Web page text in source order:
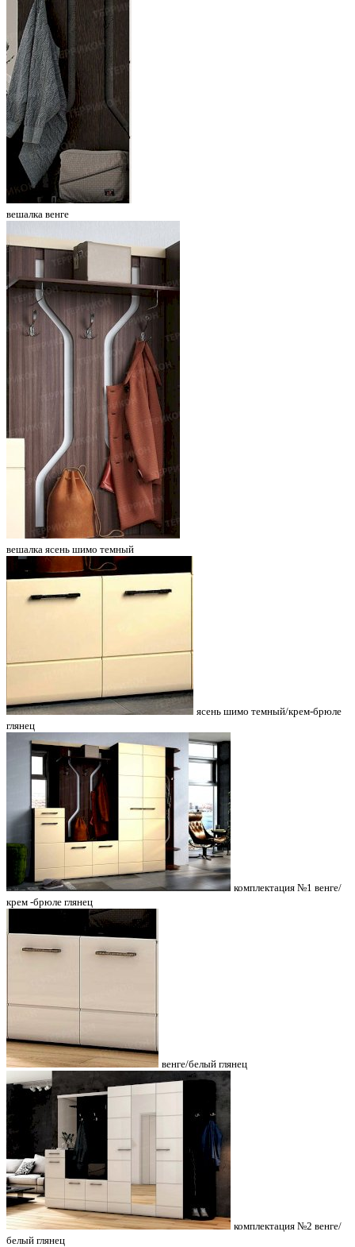
вешалка венге
вешалка ясень шимо темный
ясень шимо темный/крем-брюле
глянец
комплектация №1 венге/
крем -брюле глянец
венге/белый глянец
комплектация №2 венге/
белый глянец